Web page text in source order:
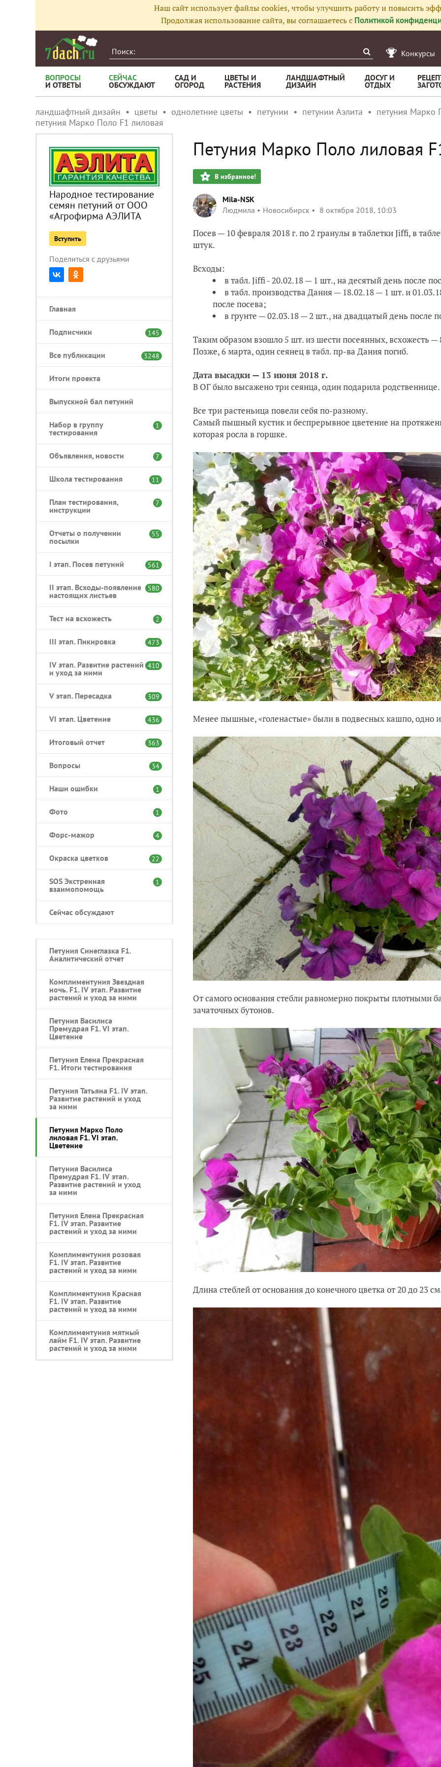
Наш сайт использует файлы cookies, чтобы улучшить работу и повысить
Продолжая использование сайта, вы соглашаетесь с Политикой
Конкурсы
ВОПРОСЫ
И ОТВЕТЫ
СЕЙЧАС
ОБСУЖДАЮТ
САД И
ОГОРОД
ЦВЕТЫ И
РАСТЕНИЯ
ЛАНДШАФТНЫЙ
ДИЗАЙН
ДОСУГ И
ОТДЫХ
ландшафтный дизайн цветы однолетние цветы петунии петунии Аэлита
петуния Марко
петуния Марко Поло F1 лиловая
Народное тестирование
семян петуний от ООО
«Агрофирма АЭЛИТА
Вступить
Поделиться с друзьями
Главная
Подписчики 145
Все публикации 3248
Итоги проекта
Выпускной бал петуний
Набор в группу
тестирования
1
Объявления, новости 7
Школа тестирования 11
План тестирования,
инструкции
7
Отчеты о получении
посылки
55
I этап. Посев петуний 561
II этап. Всходы-появление
настоящих листьев
580
Тест на всхожесть 2
III этап. Пикировка 473
IV этап. Развитие растений
и уход за ними
410
V этап. Пересадка 309
VI этап. Цветение 436
Итоговый отчет 363
Вопросы 34
Наши ошибки 1
Фото 1
Форс-мажор 4
Окраска цветков 22
SOS Экстренная
взаимопомощь
1
Сейчас обсуждают
Петуния Синеглазка F1.
Аналитический отчет
Комплиментуния Звездная
ночь. F1. IV этап. Развитие
растений и уход за ними
Петуния Василиса
Премудрая F1. VI этап.
Цветение
Петуния Елена Прекрасная
F1. Итоги тестирования
Петуния Татьяна F1. IV этап.
Развитие растений и уход
за ними
Петуния Марко Поло
лиловая F1. VI этап.
Цветение
Петуния Василиса
Премудрая F1. IV этап.
Развитие растений и уход
за ними
Петуния Елена Прекрасная
F1. IV этап. Развитие
растений и уход за ними
Комплиментуния розовая
F1. IV этап. Развитие
растений и уход за ними
Комплиментуния Красная
F1. IV этап. Развитие
растений и уход за ними
Комплиментуния мятный
лайм F1. IV этап. Развитие
растений и уход за ними
Петуния Марко Поло лиловая
В избранное!
Mila-NSK
Людмила
Новосибирск 8 октября 2018, 10:03
Посев — 10 февраля 2018 г.по 2 гранулы в таблетки Jiffi, в
штук.
Всходы:
в табл. Jiffi - 20.02.18 — 1 шт., на десятый день после
в табл. производства Дания — 18.02.18 — 1 шт. и
после посева;
в грунте — 02.03.18 — 2 шт., на двадцатый день после
Таким образом взошло 5 шт. из шести посеянных, всхожесть —
Позже, 6 марта, один сеянец в табл. пр-ва Дания погиб.
Дата высадки — 13 июня 2018 г.
В ОГ было высажено три сеянца, один подарила родственнице.
Все три растеньица повели себя по-разному.
Самый пышный кустик и беспрерывное цветение на
которая росла в горшке.
Менее пышные, «голенастые» были в подвесных кашпо, одно
От самого основания стебли равномерно покрыты плотными
зачаточных бутонов.
Длина стеблей от основания до конечного цветка от 20 до 23